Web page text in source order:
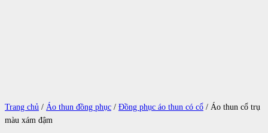
Trang chủ / Áo thun đồng phục / Đồng phục áo thun có cổ / Áo thun cổ trụ
màu xám đậm